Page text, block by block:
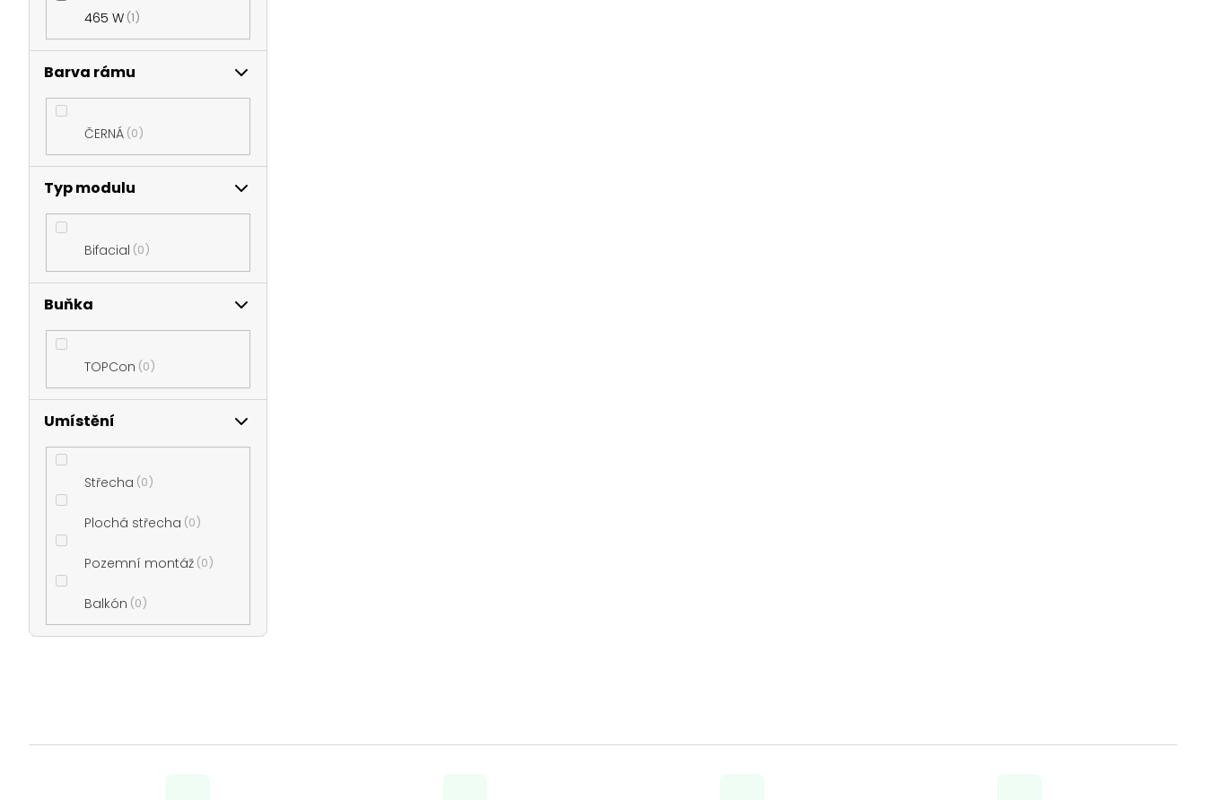
465 W 1
Barva rámu
ČERNÁ 0
Typ modulu
Bifacial 0
Buňka
TOPCon 0
Umístění
Střecha 0
Plochá střecha 0
Pozemní montáž 0
Balkón 0